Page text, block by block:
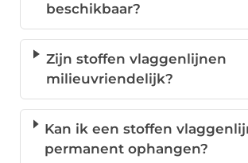
beschikbaar?
Zijn stoffen vlaggenlijnen
milieuvriendelijk?
Kan ik een stoffen
permanent ophangen?